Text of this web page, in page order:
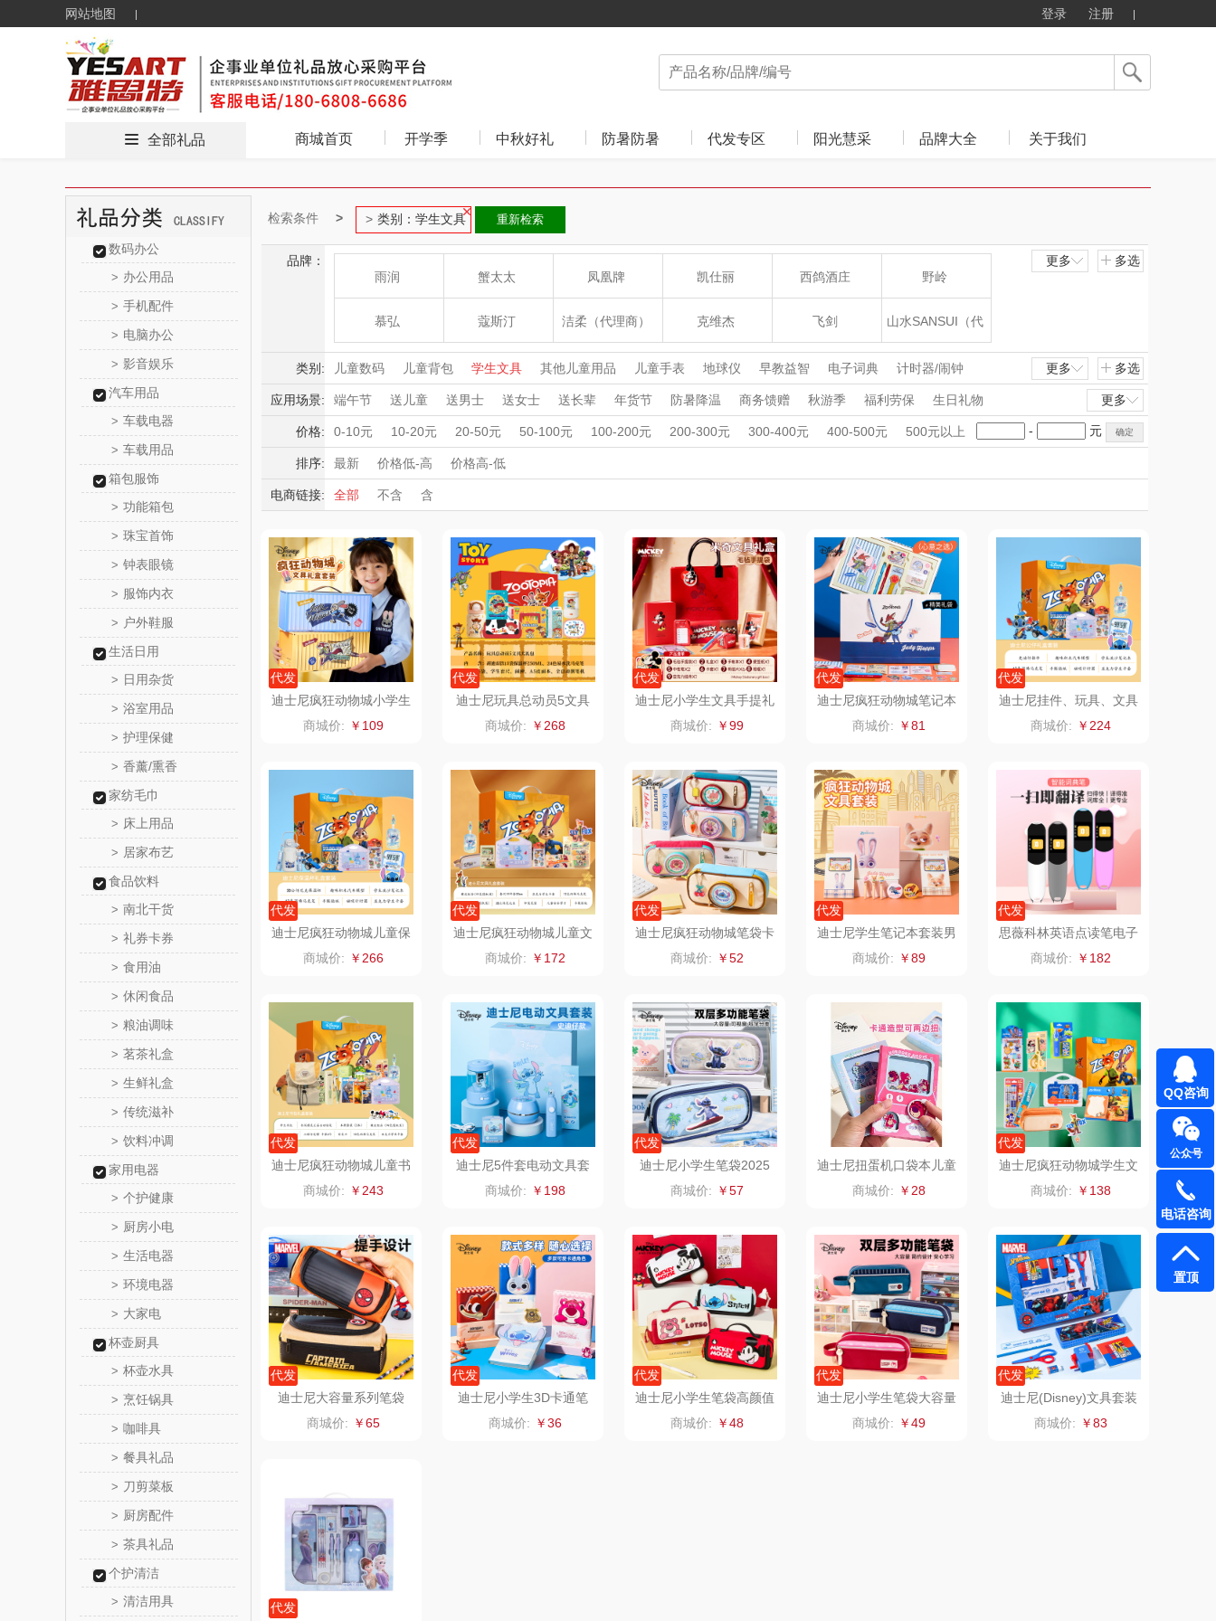
网站地图 登录 注册
全部礼品 商城首页 开学季 中秋好礼 防暑防暑 代发专区 阳光慧采 品牌大全 关于我们
数码办公
> 办公用品
> 手机配件
> 电脑办公
> 影音娱乐
汽车用品
> 车载电器
> 车载用品
箱包服饰
> 功能箱包
> 珠宝首饰
> 钟表眼镜
> 服饰内衣
> 户外鞋服
生活日用
> 日用杂货
> 浴室用品
> 护理保健
> 香薰/熏香
家纺毛巾
> 床上用品
> 居家布艺
食品饮料
> 南北干货
> 礼券卡券
> 食用油
> 休闲食品
> 粮油调味
> 茗茶礼盒
> 生鲜礼盒
> 传统滋补
> 饮料冲调
家用电器
> 个护健康
> 厨房小电
> 生活电器
> 环境电器
> 大家电
杯壶厨具
> 杯壶水具
> 烹饪锅具
> 咖啡具
> 餐具礼品
> 刀剪菜板
> 厨房配件
> 茶具礼品
个护清洁
> 清洁用具
检索条件 类别：学生文具 重新检索
品牌：
雨润
蟹太太 凤凰牌 凯仕丽 西鸽酒庄 野岭
慕弘 蔻斯汀 洁柔（代理商） 克维杰 飞剑 山水SANSUI（代
理商）
bulu＆blue 八方礼 云上好食光 云上布拉 片仔癀 山本
新秀丽 夏普SHARP 东方沁 绽家 HOLOHOLO 途柏丽TOBERLIR
momo（杯壶） 大嘴猴（杯壶厨具
西屋（运动户外）
小家电） 袋）
DGI 唯宝 纺王 伯纳德 万象
元朗荣华 纽曼Newmine
（线下款）
纽曼Newmine
（线上款）
佳帮手 罗莱 超柔床品 三只松鼠（代理
商）
斯凯奇SKECHER 可口可乐Coca Col
a
十二夏天 百草味（代理商） LUING BOX
立白（包销款） 润本（套装） 乐班 戴可思 康宁 京意之选
锦礼 阿茜娅（AGIA） 首佩 SWISS MILITARY 罗莱超柔床品
悦滋木 丝丽诺妃 锐致 倍瑞傲 安宝笛
爱润丝婷 形象派 花卉诗 小天鹅 ROBAM老板 康夫
罗尔仕 拜灭士 舒蕾（定制款） 洁玉（定制款） 富昌（定制款） 爱国者（移动电
源）
飞利浦 荣诚 周六福 江中猴姑 江中食疗 凤凰
洛克星球 梵沐 VVC 漫沃星系 TCL
五芳斋 立家 泸溪河桃酥 中茶 山萃 可益康
皇家粮仓 干饭熊饱饱 汉美驰 梦洁家纺 BTSM 路悠悠
尹谜 金龙鱼（包销款） 德菲摩尔 保宁 伊莎贝拉
味滋源（包销款） 英红（包销款） 八马（包销款） 雅莉格丝 铮铭 臻牧
真不二 富安娜（包销款
1）
西屋（小家电） 渝情渝礼 千问 杜邦（餐具类）
洁丽雅（包销款） 云栖桦田 长寿花 百事食品 洽洽 奥克斯
小胖爪 无印良品（代理
立时olayks 银小燕 富昌 梦洁
奈斯派索
邻家饭香
更多 多选
类别: 儿童数码 儿童背包 学生文具 其他儿童用品 儿童手表 地球仪 早教益智 电子词典
计时器/闹钟
儿童拉杆箱
画具画材 电纸书
更多 多选
应用场景: 端午节 送儿童 送男士 送女士 送长辈 年货节 防暑降温 商务馈赠 秋游季 福利劳保
生日礼物
积分礼品
周年庆礼品 春游踏青 开学季礼品 毕业季礼品 开门红专区 伴手礼盒 会议礼品
国潮文创
暖冬好物
外事出国 入职礼
高端送礼
开业乔迁 乡村振兴 定制案例 珠宝礼品 酒店旅游 高校礼品 女神节 奶企礼品
银行礼品
保险礼品
建材礼品 政企单位 房地产礼品 汽车礼品 进店礼 情人节 七夕节 建党节 圣诞节
教师节
母亲节
父亲节 儿童节 中秋节 建军节 护士节 重阳节
更多
价格: 0-10元 10-20元 20-50元 50-100元 100-200元 200-300元 300-400元 400-500元 500元以上 - 元
排序: 最新 价格低-高 价格高-低
电商链接: 全部 不含 含
代发
迪士尼疯狂动物城小学生
全套文具礼盒套装A9021
5
商城价: ￥109
代发
迪士尼玩具总动员5文具
大礼包A9912
商城价: ￥268
代发
迪士尼小学生文具手提礼
盒学习用品A90202-M1
商城价: ￥99
代发
迪士尼疯狂动物城笔记本
套装儿童记事本手账本A
90217
商城价: ￥81
代发
迪士尼挂件、玩具、文具
大礼包套装7件套8880
商城价: ￥224
代发
迪士尼疯狂动物城儿童保
温杯玩具、文具大礼包套
装7件套8882
商城价: ￥266
代发
迪士尼疯狂动物城儿童文
具大礼包套装9件套8879
商城价: ￥172
代发
迪士尼疯狂动物城笔袋卡
通大容量小学生文具盒A
83468
商城价: ￥52
代发
迪士尼学生笔记本套装男
女孩卡通精致手帐本礼盒
A73231
商城价: ￥89
代发
思薇科林英语点读笔电子
词典智能扫读笔点读笔A
16
商城价: ￥182
代发
迪士尼疯狂动物城儿童书
包文具大礼包套装9件套
8881
商城价: ￥243
代发
迪士尼5件套电动文具套
装A90060
商城价: ￥198
代发
迪士尼小学生笔袋2025
新款大容量文具盒高颜值
A83359
商城价: ￥57
迪士尼扭蛋机口袋本儿童
解压摇摇乐小学生记事本
A75199
商城价: ￥28
代发
迪士尼疯狂动物城学生文
具大礼包8669
商城价: ￥138
代发
迪士尼大容量系列笔袋
（单色透明袋）A83160
商城价: ￥65
代发
迪士尼小学生3D卡通笔
记本疯狂动物城创意记事
本A75059
商城价: ￥36
代发
迪士尼小学生笔袋高颜值
铅笔盒初高中生大容量文
具盒A83212
商城价: ￥48
代发
迪士尼小学生笔袋大容量
文具盒2025新款防水双
层A83224
商城价: ￥49
代发
迪士尼(Disney)文具套装
DM6049A-4蜘蛛侠蓝
商城价: ￥83
代发
QQ咨询
公众号
电话咨询
置顶